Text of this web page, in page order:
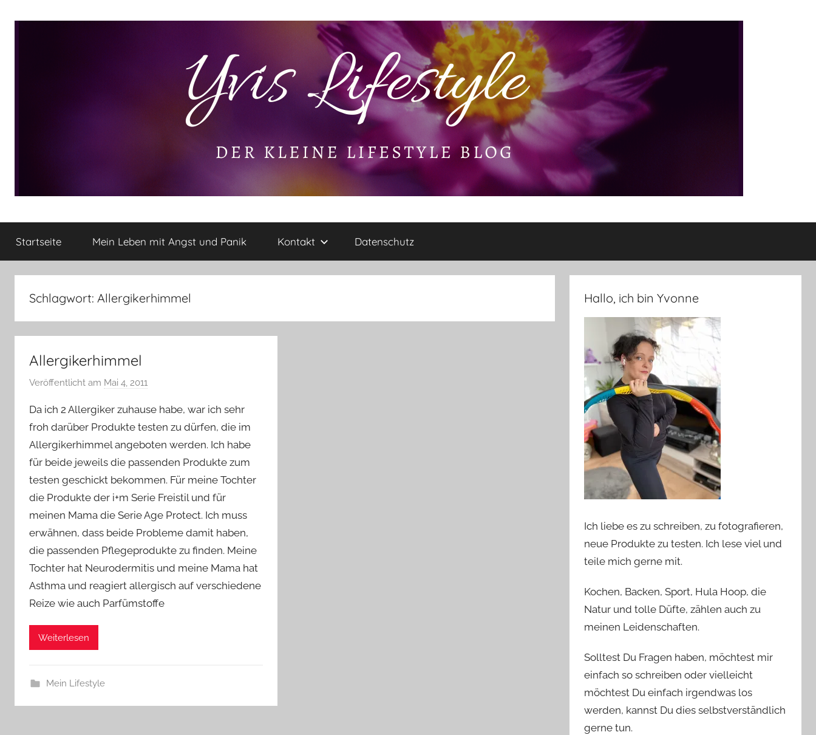
Yvis
Lifestyle
kleine
Lifestyle
Rezensionen,
Produkttests
und
mehr
Startseite Mein Leben mit Angst und Panik Kontakt Datenschutz
Schlagwort: Allergikerhimmel
Allergikerhimmel
Veröffentlicht am Mai 4, 2011
n
Y
v
o
n
n
e
Da ich 2 Allergiker zuhause habe, war ich sehr
froh darüber Produkte testen zu dürfen, die im
Allergikerhimmel angeboten werden. Ich habe
für beide jeweils die passenden Produkte zum
testen geschickt bekommen. Für meine Tochter
die Produkte der i+m Serie Freistil und für
meinen Mama die Serie Age Protect. Ich muss
erwähnen, dass beide Probleme damit haben,
die passenden Pflegeprodukte zu finden. Meine
Tochter hat Neurodermitis und meine Mama hat
Asthma und reagiert allergisch auf verschiedene
Reize wie auch Parfümstoffe
Weiterlesen
Mein Lifestyle
Hallo, ich bin Yvonne
Ich liebe es zu schreiben, zu fotografieren,
neue Produkte zu testen. Ich lese viel und
teile mich gerne mit.
Kochen, Backen, Sport, Hula Hoop, die
Natur und tolle Düfte, zählen auch zu
meinen Leidenschaften.
Solltest Du Fragen haben, möchtest mir
einfach so schreiben oder vielleicht
möchtest Du einfach irgendwas los
werden, kannst Du dies selbstverständlich
gerne tun.